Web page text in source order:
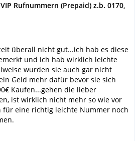
Rufnummern (Prepaid) z.b. 0170,
überall nicht gut...ich hab es diese
und ich hab wirklich leichte
wurden sie auch gar nicht
Geld mehr dafür bevor sie sich
Kaufen...gehen die lieber
ist wirklich nicht mehr so wie vor
für eine richtig leichte Nummer noch